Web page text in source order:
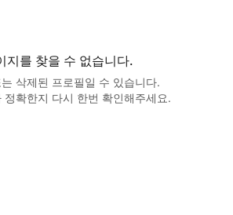
지를 찾을 수 없습니다.
삭제된 프로필일 수 있습니다.
정확한지 다시 한번 확인해주세요.